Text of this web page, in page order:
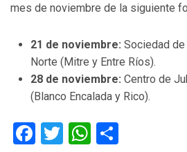
mes de noviembre de la siguiente
21 de noviembre: Sociedad
Norte (Mitre y Entre Ríos).
28 de noviembre: Centro de
(Blanco Encalada y Rico).
Facebook
TwitterWhatsApp